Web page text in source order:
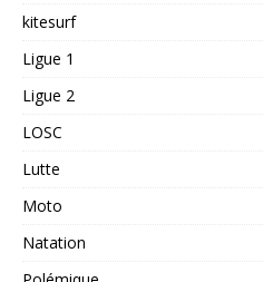
kitesurf
Ligue 1
Ligue 2
LOSC
Lutte
Moto
Natation